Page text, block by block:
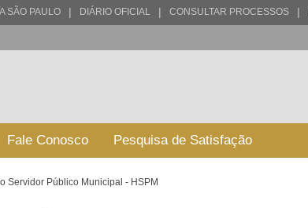
SÃO PAULO | DIÁRIO OFICIAL | CONSULTAR PROCESSOS |
Fale Conosco Pesquisa de Satisfação
Servidor Público Municipal - HSPM